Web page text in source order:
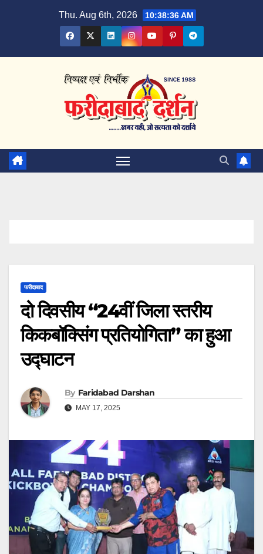
Thu. Aug 6th, 2026 10:38:36 AM
फरीदाबाद
दो दिवसीय “24वीं जिला स्तरीय
किकबॉक्सिंग प्रतियोगिता” का हुआ
उद्घाटन
By Faridabad Darshan
MAY 17, 2025